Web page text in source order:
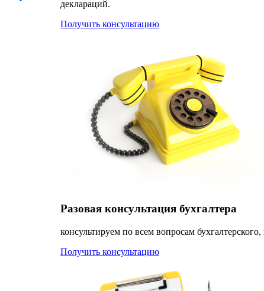
деклараций.
Получить консультацию
Разовая консультация бухгалтера
консультируем по всем вопросам
Получить консультацию